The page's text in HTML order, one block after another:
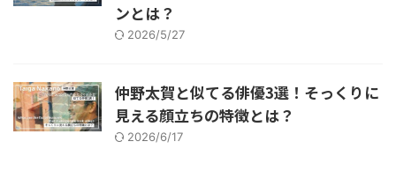
ンとは？
2026/5/27
仲野太賀と似てる俳優3選！そっくりに
見える顔立ちの特徴とは？
2026/6/17